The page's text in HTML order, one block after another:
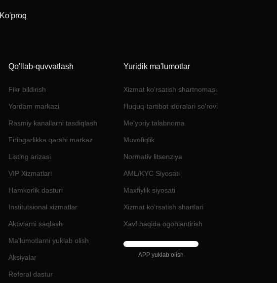
Ko'proq
Qo'llab-quvvatlash
Fikr bildirish
Yordam markazi
Rasmiy kanallarni tasdiqlash
Firibgarlikka qarshi markaz
Listing arizasi
VIP Xizmatlari
Hamkorlik dasturi
Institutsional xizmatlar
Aktivlarni saqlash
Ma'lumotlarni yuklab olish
Aksiyalar
Referal dastur
Yuridik ma'lumotlar
Xizmat ko'rsatish shartnomasi
Huquq-tartibot idoralari so'rovi
Me'yoriy talabnoma
Muvofiqlik
Normativ litsenziya
AML/KYC Siyosati
Maxfiylik siyosati
Xizmat ko'rsatish shartlari
Xavf haqida ogohlantirish
APP yuklab olish